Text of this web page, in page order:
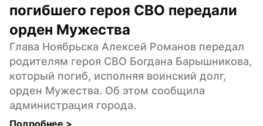
погибшего героя СВО передали
орден Мужества
Глава Ноябрьска Алексей Романов передал
родителям героя СВО Богдана Барышникова,
который погиб, исполняя воинский долг,
орден Мужества. Об этом сообщила
администрация города.
Подробнее >